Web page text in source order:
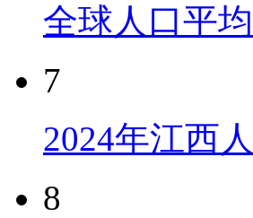
全球人口平
7
2024年江西
8